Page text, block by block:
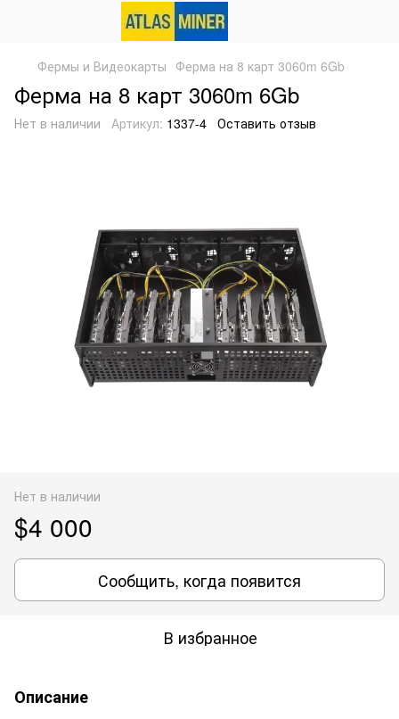
Фермы и Видеокарты Ферма на 8 карт 3060m 6Gb
Ферма на 8 карт 3060m 6Gb
Нет в наличии Артикул: 1337-4 Оставить отзыв
Нет в наличии
$4 000
Сообщить, когда появится
В избранное
Описание